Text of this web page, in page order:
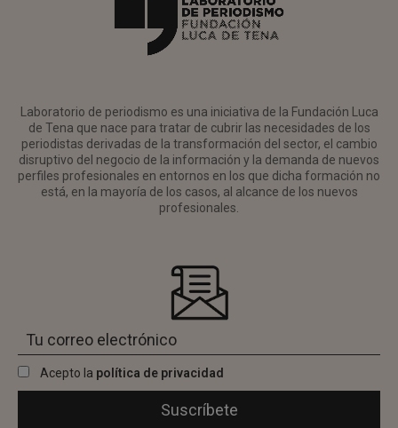
Laboratorio de periodismo es una iniciativa de la Fundación Luca
de Tena que nace para tratar de cubrir las necesidades de los
periodistas derivadas de la transformación del sector, el cambio
disruptivo del negocio de la información y la demanda de nuevos
perfiles profesionales en entornos en los que dicha formación no
está, en la mayoría de los casos, al alcance de los nuevos
profesionales.
Acepto la política de privacidad